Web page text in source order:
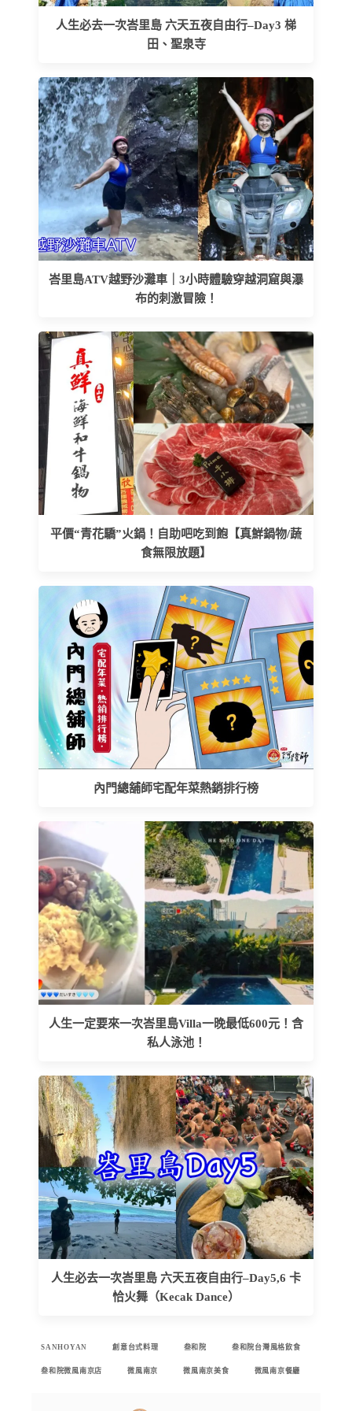
人生必去一次峇里島 六天五夜自由行–Day3 梯
田、聖泉寺
峇里島ATV越野沙灘車｜3小時體驗穿越洞窟與瀑
布的刺激冒險！
平價“青花驕”火鍋！自助吧吃到飽【真鮮鍋物/蔬
食無限放題】
內門總舖師宅配年菜熱銷排行榜
人生一定要來一次峇里島Villa一晚最低600元！含
私人泳池！
人生必去一次峇里島 六天五夜自由行–Day5,6 卡
恰火舞（Kecak Dance）
SANHOYAN 創意台式料理 叁和院 叁和院台灣風格飲食
叁和院微風南京店 微風南京 微風南京美食 微風南京餐廳